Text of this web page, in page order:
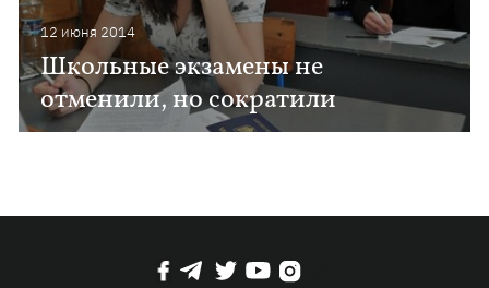
12 июня 2014
Школьные экзамены не
отменили, но сократили